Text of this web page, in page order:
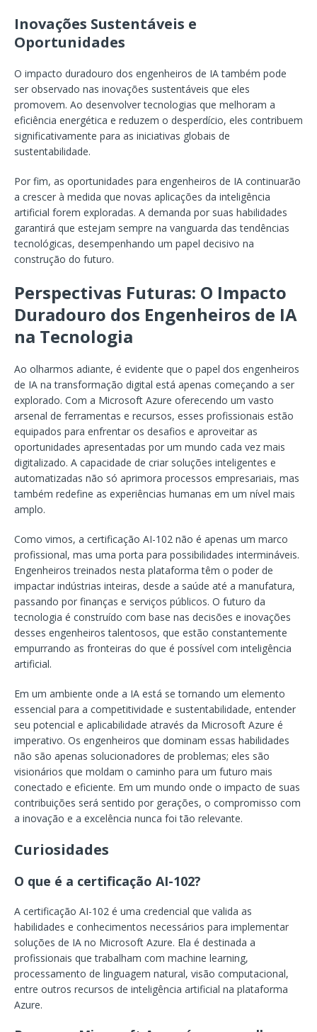
Inovações Sustentáveis e
Oportunidades
O impacto duradouro dos engenheiros de IA também pode
ser observado nas inovações sustentáveis que eles
promovem. Ao desenvolver tecnologias que melhoram a
eficiência energética e reduzem o desperdício, eles contribuem
significativamente para as iniciativas globais de
sustentabilidade.
Por fim, as oportunidades para engenheiros de IA continuarão
a crescer à medida que novas aplicações da inteligência
artificial forem exploradas. A demanda por suas habilidades
garantirá que estejam sempre na vanguarda das tendências
tecnológicas, desempenhando um papel decisivo na
construção do futuro.
Perspectivas Futuras: O Impacto
Duradouro dos Engenheiros de IA
na Tecnologia
Ao olharmos adiante, é evidente que o papel dos engenheiros
de IA na transformação digital está apenas começando a ser
explorado. Com a Microsoft Azure oferecendo um vasto
arsenal de ferramentas e recursos, esses profissionais estão
equipados para enfrentar os desafios e aproveitar as
oportunidades apresentadas por um mundo cada vez mais
digitalizado. A capacidade de criar soluções inteligentes e
automatizadas não só aprimora processos empresariais, mas
também redefine as experiências humanas em um nível mais
amplo.
Como vimos, a certificação AI-102 não é apenas um marco
profissional, mas uma porta para possibilidades intermináveis.
Engenheiros treinados nesta plataforma têm o poder de
impactar indústrias inteiras, desde a saúde até a manufatura,
passando por finanças e serviços públicos. O futuro da
tecnologia é construído com base nas decisões e inovações
desses engenheiros talentosos, que estão constantemente
empurrando as fronteiras do que é possível com inteligência
artificial.
Em um ambiente onde a IA está se tornando um elemento
essencial para a competitividade e sustentabilidade, entender
seu potencial e aplicabilidade através da Microsoft Azure é
imperativo. Os engenheiros que dominam essas habilidades
não são apenas solucionadores de problemas; eles são
visionários que moldam o caminho para um futuro mais
conectado e eficiente. Em um mundo onde o impacto de suas
contribuições será sentido por gerações, o compromisso com
a inovação e a excelência nunca foi tão relevante.
Curiosidades
O que é a certificação AI-102?
A certificação AI-102 é uma credencial que valida as
habilidades e conhecimentos necessários para implementar
soluções de IA no Microsoft Azure. Ela é destinada a
profissionais que trabalham com machine learning,
processamento de linguagem natural, visão computacional,
entre outros recursos de inteligência artificial na plataforma
Azure.